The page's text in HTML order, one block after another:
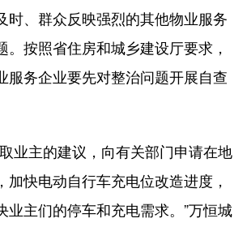
时、群众反映强烈的其他物业服务
。按照省住房和城乡建设厅要求，
服务企业要先对整治问题开展自查
主的建议，向有关部门申请在地
加快电动自行车充电位改造进度，
业主们的停车和充电需求。”万恒城